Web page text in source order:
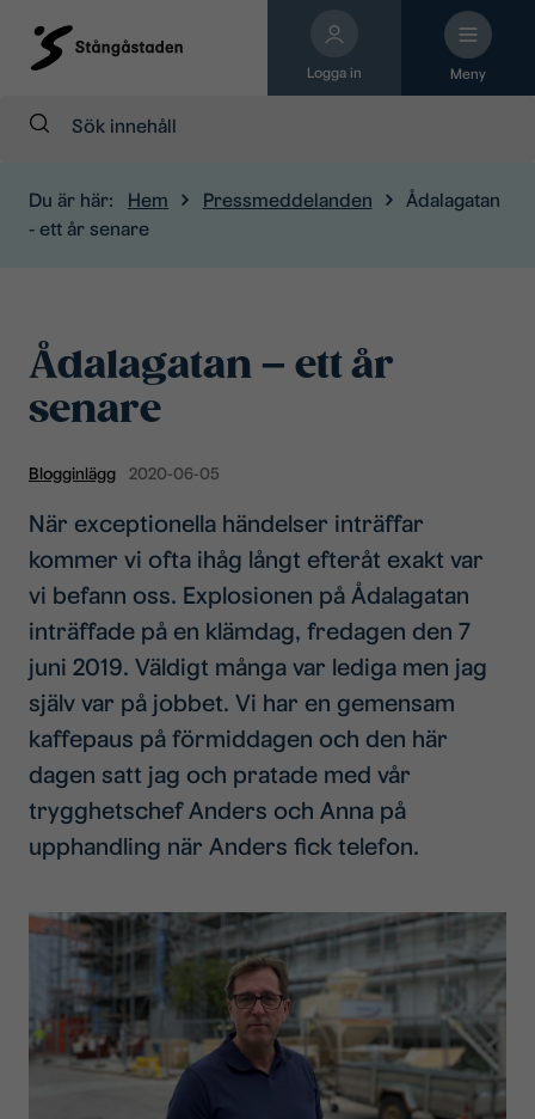
Logga in Meny
Sök:
Du är här: Hem Pressmeddelanden
Ådalagatan
- ett år senare
Ådalagatan – ett år
senare
Blogginlägg 2020-06-05
När exceptionella händelser inträffar
kommer vi ofta ihåg långt efteråt exakt var
vi befann oss. Explosionen på Ådalagatan
inträffade på en klämdag, fredagen den 7
juni 2019. Väldigt många var lediga men jag
själv var på jobbet. Vi har en gemensam
kaffepaus på förmiddagen och den här
dagen satt jag och pratade med vår
trygghetschef Anders och Anna på
upphandling när Anders fick telefon.